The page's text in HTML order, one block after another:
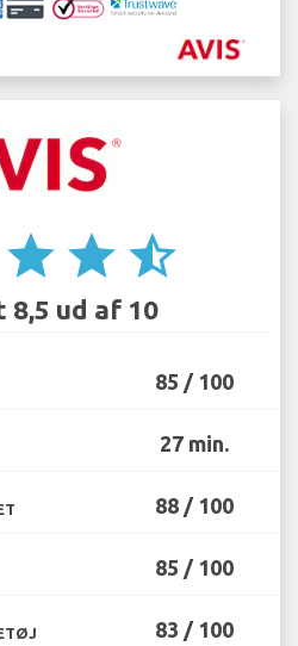
star star star_half
8,5 ud af 10
85 / 100
27 min.
88 / 100
85 / 100
83 / 100